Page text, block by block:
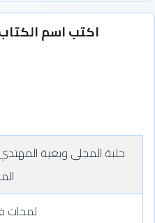
اكتب اسم الكتاب
حلبة المجلي وبغية
لمحات